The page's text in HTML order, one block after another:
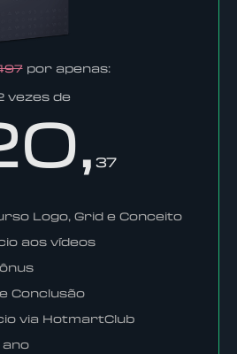
por apenas:
vezes de
37
Logo, Grid e Conceito
aos vídeos
Conclusão
via HotmartClub
ano